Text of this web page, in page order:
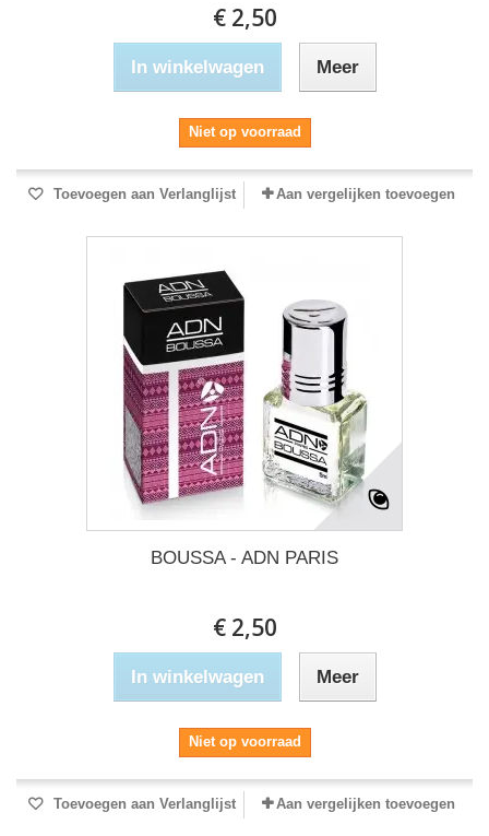
€ 2,50
In winkelwagen Meer
Niet op voorraad
Toevoegen aan Verlanglijst Aan vergelijken toevoegen
BOUSSA - ADN PARIS
€ 2,50
In winkelwagen Meer
Niet op voorraad
Toevoegen aan Verlanglijst Aan vergelijken toevoegen